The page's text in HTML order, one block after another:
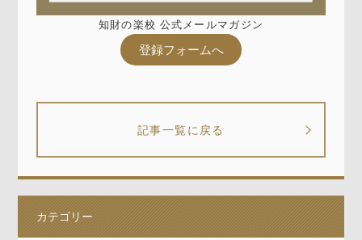
知財の楽校 公式メールマガジン
登録フォームへ
記事一覧に戻る
カテゴリー